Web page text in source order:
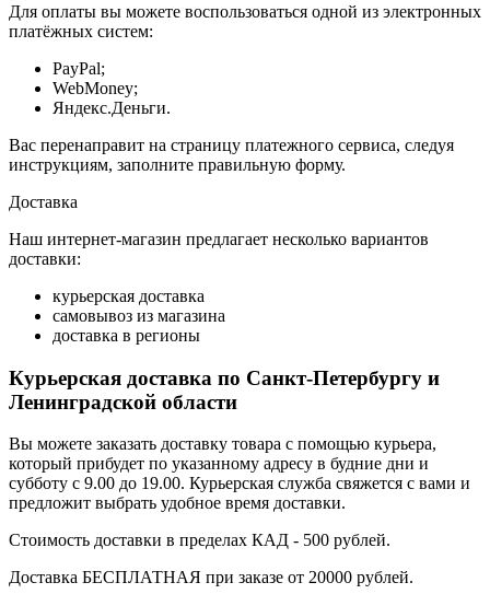
Для оплаты вы можете воспользоваться одной из электронных
платёжных систем:
PayPal;
WebMoney;
Яндекс.Деньги.
Вас перенаправит на страницу платежного сервиса, следуя
инструкциям, заполните правильную форму.
Доставка
Наш интернет-магазин предлагает несколько вариантов
доставки:
курьерская доставка
самовывоз из магазина
доставка в регионы
Курьерская доставка по Санкт-Петербургу и
Ленинградской области
Вы можете заказать доставку товара с помощью курьера,
который прибудет по указанному адресу в будние дни и
субботу с 9.00 до 19.00. Курьерская служба свяжется с вами и
предложит выбрать удобное время доставки.
Стоимость доставки в пределах КАД - 500 рублей.
Доставка БЕСПЛАТНАЯ при заказе от 20000 рублей.